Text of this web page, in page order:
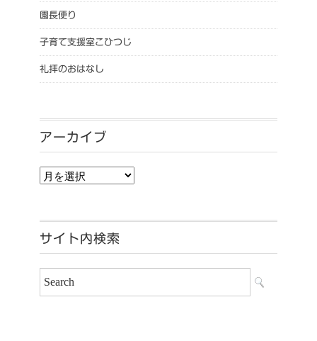
園長便り
子育て支援室こひつじ
礼拝のおはなし
アーカイブ
アーカイブ
サイト内検索